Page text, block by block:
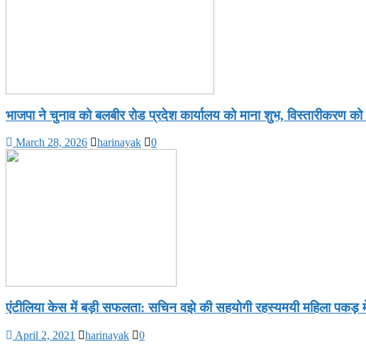
भाजपा ने चुनाव को बलबीर रोड प्रदेश कार्यालय को माना शुभ, विस्तारीकरण
March 28, 2026 harinayak 0
एंटीलिया केस में बड़ी सफलता: सचिन वझे की सहयोगी रहस्यमयी महिला
April 2, 2021 harinayak 0